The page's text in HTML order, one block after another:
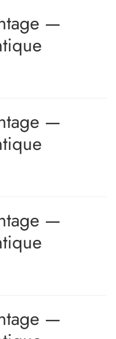
—
—
—
—